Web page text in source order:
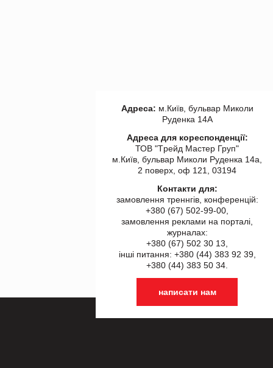
Адреса: м.Київ, бульвар Миколи
Руденка 14А
Адреса для кореспонденції:
ТОВ "Tрейд Мастер Груп"
м.Київ, бульвар Миколи Руденка 14а,
2 поверх, оф 121, 03194
Контакти для:
замовлення треннгів, конференцій:
+380 (67) 502-99-00,
замовлення реклами на порталі,
журналах:
+380 (67) 502 30 13,
інші питання: +380 (44) 383 92 39,
+380 (44) 383 50 34.
написати нам